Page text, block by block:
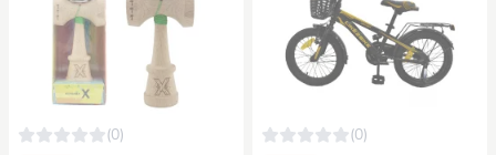
(0) (0)